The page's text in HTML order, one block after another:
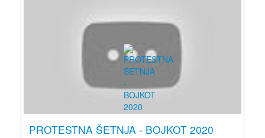
PROTESTNA ŠETNJA - BOJKOT 2020